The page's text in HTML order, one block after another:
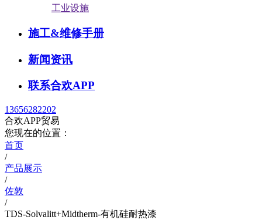
工业设施
施工&维修手册
新闻资讯
联系合欢APP
13656282202
合欢APP贸易
您现在的位置：
首页
/
产品展示
/
佐敦
/
TDS-Solvalitt+Midtherm-有机硅耐热漆